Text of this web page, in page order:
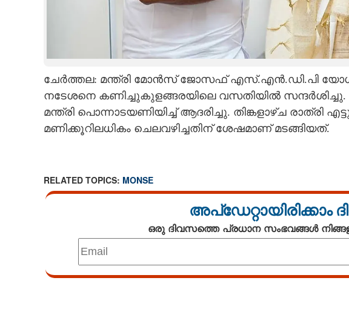
CARTOONS
ചേർത്തല: മന്ത്രി മോൻസ് ജോസഫ് എസ്.എൻ.ഡി.പി
നടേശനെ കണിച്ചുകുളങ്ങരയിലെ വസതിയിൽ സന്ദർശിച്ചു.
മന്ത്രി പൊന്നാടയണിയിച്ച് ആദരിച്ചു. തിങ്കളാഴ്ച രാത്രി
മണിക്കൂറിലധികം ചെലവഴിച്ചതിന് ശേഷമാണ് മടങ്ങിയത്.
RELATED TOPICS: MONSE
അപ്ഡേറ്റായിരിക്കാം
ഒരു ദിവസത്തെ പ്രധാന സംഭവങ്ങൾ